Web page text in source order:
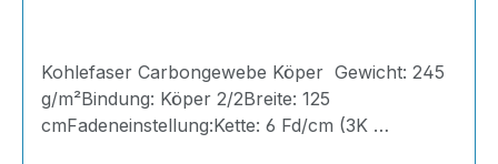
Kohlefaser Carbongewebe Köper Gewicht: 245
g/m²Bindung: Köper 2/2Breite: 125
cmFadeneinstellung:Kette: 6 Fd/cm (3K